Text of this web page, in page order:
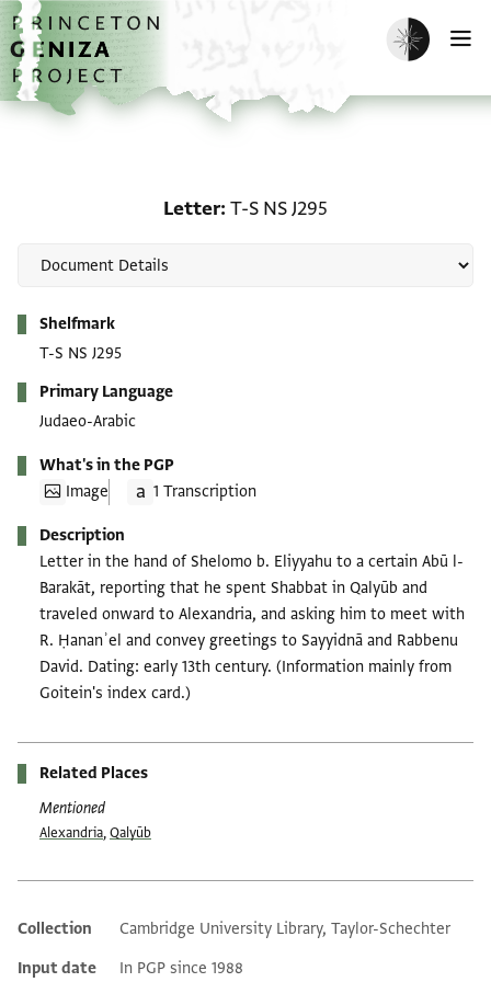
Skip to main content
home
Enable dark
Letter T-S NS J295
Shelfmark
T-S NS J295
Primary Language
Judaeo-Arabic
What's in the PGP
Image
1 Transcription
Description
Letter in the hand of Shelomo b. Eliyyahu to a certain Abū l-
Barakāt, reporting that he spent Shabbat in Qalyūb and
traveled onward to Alexandria, and asking him to meet with
R. Ḥananʾel and convey greetings to Sayyidnā and Rabbenu
David. Dating: early 13th century. (Information mainly from
Goitein's index card.)
Related Places
Mentioned
Alexandria,Qalyūb
Additional metadata
Collection
Cambridge University Library, Taylor-Schechter
Input date
In PGP since 1988